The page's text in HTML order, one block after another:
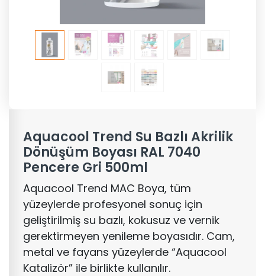
Aquacool Trend Su Bazlı Akrilik
Dönüşüm Boyası RAL 7040
Pencere Gri 500ml
Aquacool Trend MAC Boya, tüm
yüzeylerde profesyonel sonuç için
geliştirilmiş su bazlı, kokusuz ve vernik
gerektirmeyen yenileme boyasıdır. Cam,
metal ve fayans yüzeylerde “Aquacool
Katalizör” ile birlikte kullanılır.